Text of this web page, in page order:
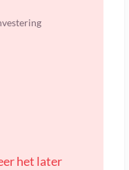
het later